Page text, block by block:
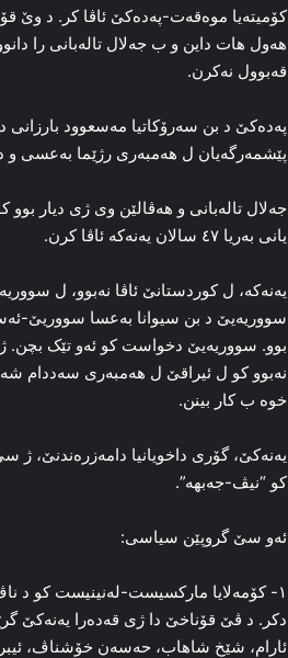
کۆمیته‌یا موەقەت-پەدەکێ ئاڤا کر. د وێ
هه‌ول هات داین و ب جه‌لال تاله‌بانی را
قه‌بوول نه‌کرن.
پێشمه‌رگه‌یان ل هه‌مبه‌ری رژێما بەعسی و
یانی به‌ریا ٤۷ سالان یەنەکە ئاڤا کرن.
یەنەکە، ل کوردستانێ ئاڤا نه‌بوو، ل
سووریه‌یێ د بن سیوانا بەعسا سووریێ-
بوو. سووریه‌یێ دخواست کو ئه‌و تێک بچن. ژ
نەبوو کو ل ئیراقێ ل هه‌مبه‌ری سه‌ددام
خوه‌ ب کار بینن.
یەنەکێ، گۆری داخویانیا دامه‌زره‌ندنێ،
کو “نیڤ-جه‌بهه‌”.
ئه‌و سێ گروپێن سیاسی:
۱- کۆمه‌لایا مارکسیست-له‌نینیست کو د
دکر. د ڤێ قۆناخێ دا ژی قه‌ده‌را یەنەکێ
ئارام، شێخ شاهاب، حه‌سه‌ن خۆشناڤ،